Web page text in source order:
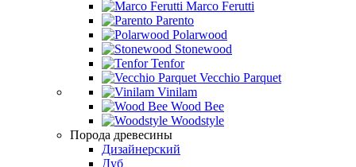
Marco Ferutti
Parento
Polarwood
Stonewood
Tenfor
Vecchio Parquet
Vinilam
Wood Bee
Woodstyle
Порода древесины
Дизайнерский
Дуб